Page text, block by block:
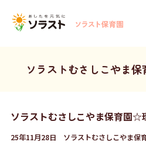
ソラストむさしこやま
ソラストむさしこやま保育園
25年11月28日 ソラストむさしこやま保